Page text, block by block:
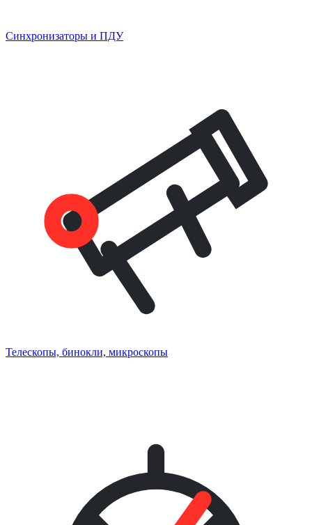
Синхронизаторы и ПДУ
Телескопы, бинокли, микроскопы